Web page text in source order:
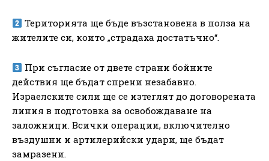
Територията ще бъде възстановена в полза на
жителите си, които „страдаха достатъчно“.
При съгласие от двете страни бойните
действия ще бъдат спрени незабавно.
Израелските сили ще се изтеглят до договорената
линия в подготовка за освобождаване на
заложници. Всички операции, включително
въздушни и артилерийски удари, ще бъдат
замразени.